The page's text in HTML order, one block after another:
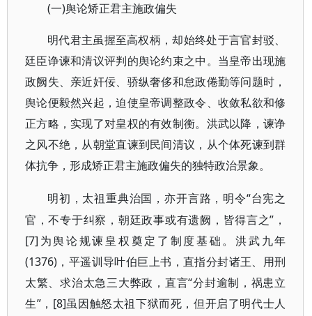
(一)舆论矫正君主施政偏失
明代君主虽握至高权柄，却始终处于言官封驳、
廷臣诤谏和清议评判的舆论约束之中。当皇帝出现施
政阙失、亲近奸佞、骄纵奢侈和怠政倦勤等问题时，
舆论便毅然兴起，迫使皇帝调整政令、收敛私欲和修
正方略，实现了对皇权的有效制衡。洪武以降，谏诤
之风不绝，从朝堂直谏到民间清议，从个体死谏到群
体抗争，形成矫正君主施政偏失的独特政治景象。
明初，太祖重典治国，亦开言路，明令“台宪之
官，不专于纠察，朝廷政事或有遗阙，皆得言之”，
[7]为舆论规谏皇权奠定了制度基础。洪武九年
(1376)，平遥训导叶伯巨上书，直指分封诸王、用刑
太繁、求治太急三大弊政，直言“分封逾制，祸患立
生”，[8]虽因触怒太祖下狱而死，但开启了明代士人